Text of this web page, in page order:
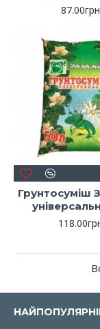
Грунтосуміш